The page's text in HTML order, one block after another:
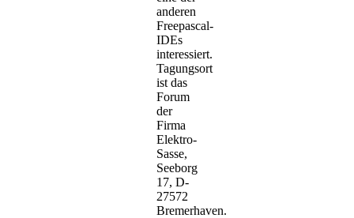
anderen
Freepascal-
IDEs
interessiert.
Tagungsort
ist das
Forum
der
Firma
Elektro-
Sasse,
Seeborg
17, D-
27572
Bremerhaven.